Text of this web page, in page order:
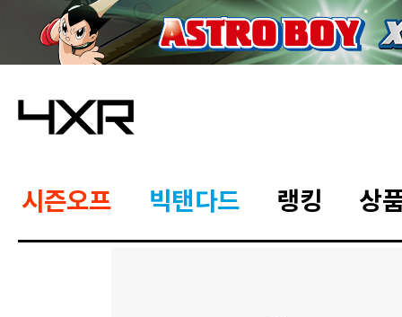
시즌오프 빅탠다드 랭킹 상